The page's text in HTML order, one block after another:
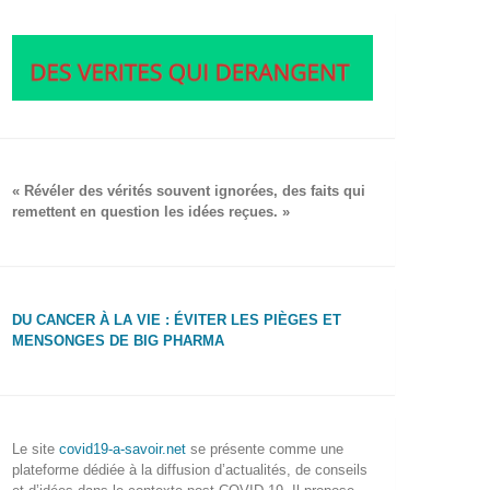
« Révéler des vérités souvent ignorées, des faits qui
remettent en question les idées reçues. »
DU CANCER À LA VIE : ÉVITER LES PIÈGES ET
MENSONGES DE BIG PHARMA
Le site covid19-a-savoir.netse présente comme une
plateforme dédiée à la diffusion d’actualités, de conseils